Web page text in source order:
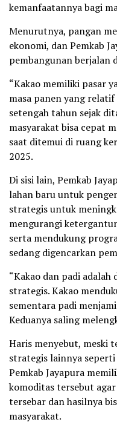
kemanfaatannya bagi
Menurutnya, pangan
ekonomi, dan Pemkab
pembangunan berjalan
“Kakao memiliki pasar
masa panen yang
setengah tahun sejak
masyarakat bisa cepat
saat ditemui di ruang
2025.
Di sisi lain, Pemkab
lahan baru untuk
strategis untuk
mengurangi
serta mendukung
sedang digencarkan
“Kakao dan padi
strategis. Kakao
sementara padi
Keduanya saling
Haris menyebut, meski
strategis lainnya
Pemkab Jayapura
komoditas tersebut
tersebar dan hasilnya
masyarakat.